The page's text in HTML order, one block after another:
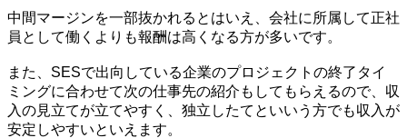
中間マージンを一部抜かれるとはいえ、会社に所属して正社
員として働くよりも報酬は高くなる方が多いです。
また、SESで出向している企業のプロジェクトの終了タイ
ミングに合わせて次の仕事先の紹介もしてもらえるので、収
入の見立てが立てやすく、独立したてといいう方でも収入が
安定しやすいといえます。